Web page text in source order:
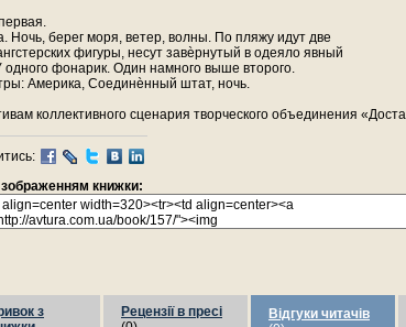
Ночь, берег моря, ветер, волны. По пляжу идут две
фигуры, несут завѐрнутый в одеяло явный
одного фонарик. Один намного выше второго.
Америка, Соединѐнный штат, ночь.
коллективного сценария творческого объединения
зображенням книжки:
з
Рецензії в пресі
Відгуки читачів